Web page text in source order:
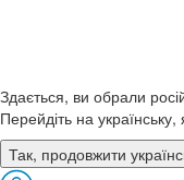
Здається, ви обрали
Перейдіть на
Так, продовжити